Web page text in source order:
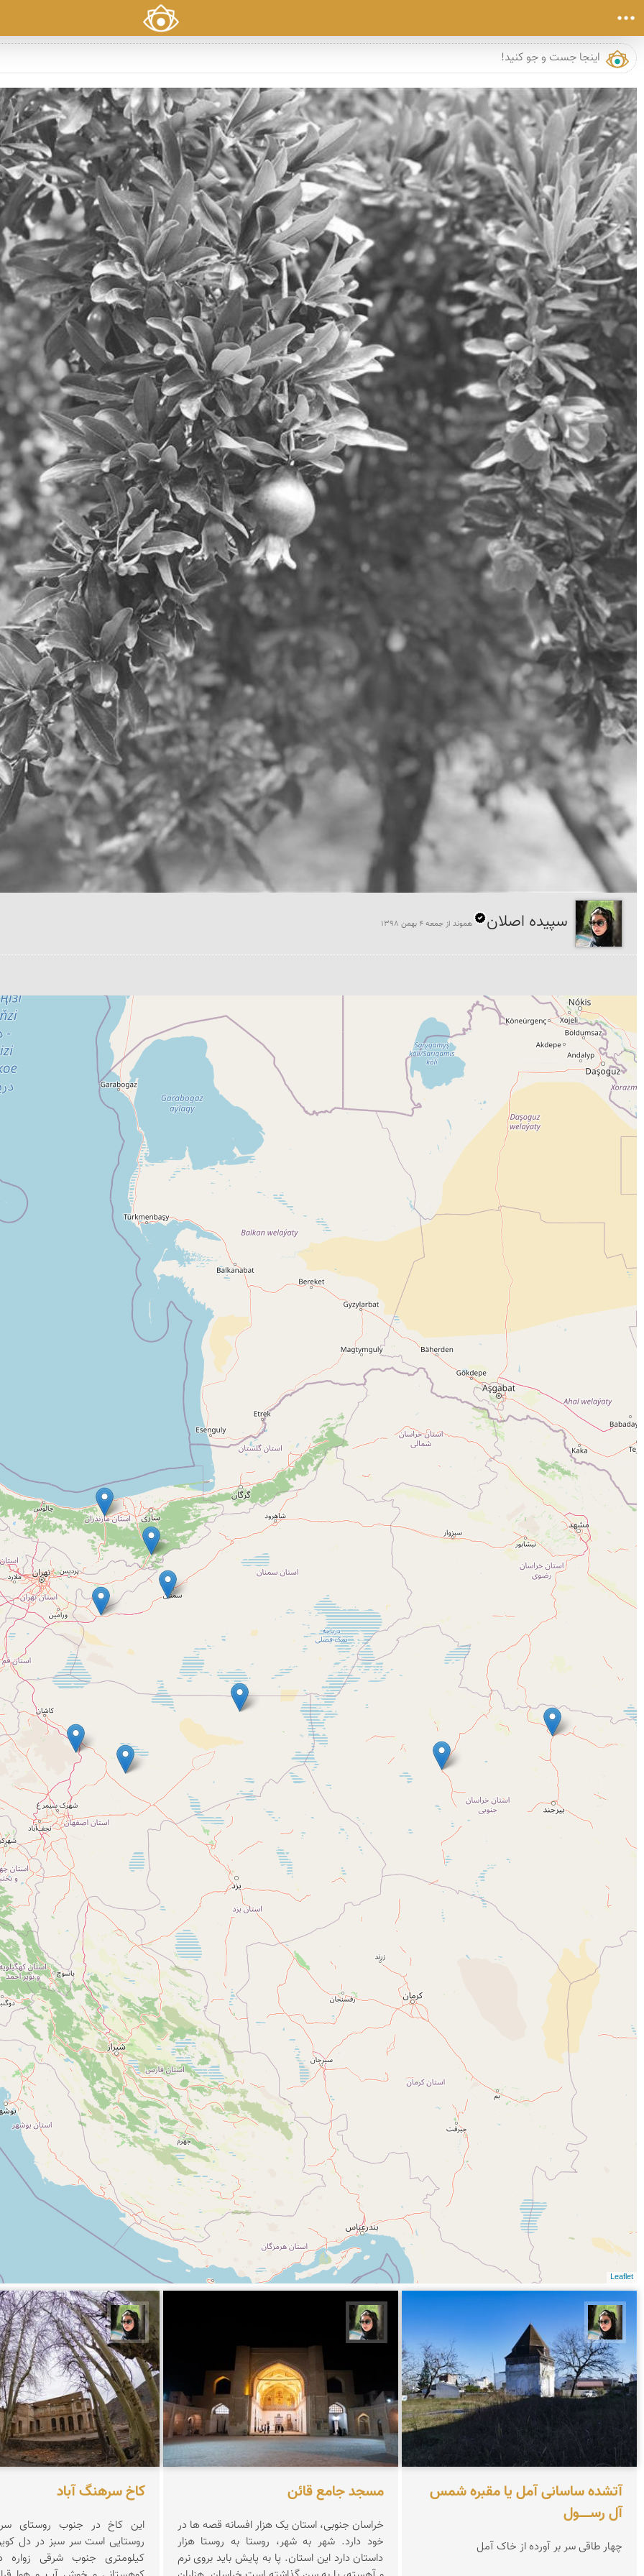
سپیده اصلان هموند از جمعه 4 بهمن 1398
Leaflet
آتشده ساسانی آمل یا مقبره شمس
آل‌ رســـــول
چهار طاقی سر بر آورده از خاک آمل
مسجد جامع قائن
خراسان جنوبی، استان یک هزار افسانه قصه ها در
خود دارد. شهر به شهر، روستا به روستا هزار
داستان دارد این استان. پا به پایش باید بروی نرم
سپیده اصلان
کاخ سرهنگ آباد
این کاخ در جنوب روستای
کیلومتری جنوب شرقی